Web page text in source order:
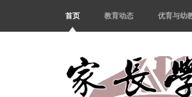
首页 教育动态 优育与幼